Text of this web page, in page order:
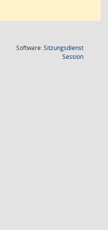
Software:Sitzungsdienst
Session(Wird in